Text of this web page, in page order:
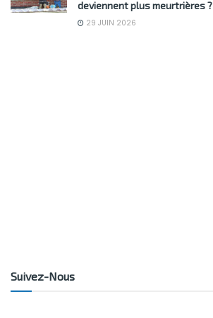
deviennent plus meurtrières ?
29 JUIN 2026
Suivez-Nous